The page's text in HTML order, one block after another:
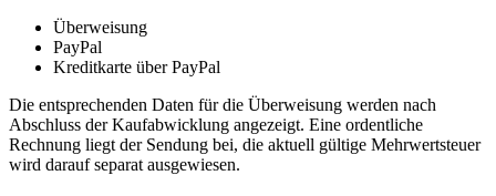
Überweisung
PayPal
Kreditkarte über PayPal
Die entsprechenden Daten für die Überweisung werden nach
Abschluss der Kaufabwicklung angezeigt. Eine ordentliche
Rechnung liegt der Sendung bei, die aktuell gültige Mehrwertsteuer
wird darauf separat ausgewiesen.